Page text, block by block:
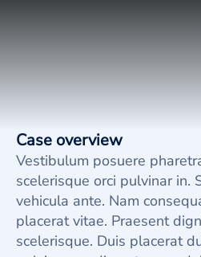
Case overview
Vestibulum posuere
scelerisque orci pulvinar in.
vehicula ante. Nam
placerat vitae. Praesent
scelerisque. Duis placerat